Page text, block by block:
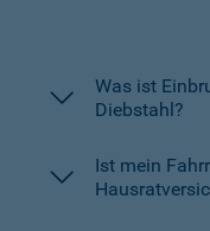
Was ist
Diebstahl?
Ist mein